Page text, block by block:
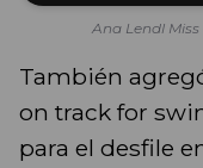
Ana Lendl
También
on track for
para el desfile